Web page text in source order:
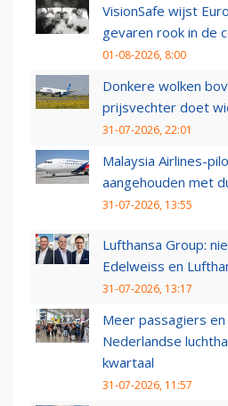
VisionSafe wijst
gevaren rook in de
01-08-2026, 8:00
Donkere wolken
prijsvechter doet
31-07-2026, 22:01
Malaysia Airlines-
aangehouden met
31-07-2026, 13:55
Lufthansa Group:
Edelweiss en
31-07-2026, 13:17
Meer passagiers
Nederlandse
kwartaal
31-07-2026, 11:57